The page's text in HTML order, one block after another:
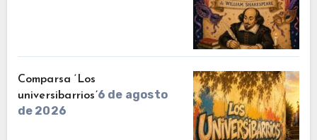
Comparsa ‘Los
universibarrios’6 de agosto
de 2026